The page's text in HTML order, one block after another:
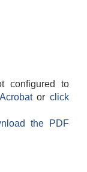
configured to
orclick
the PDF